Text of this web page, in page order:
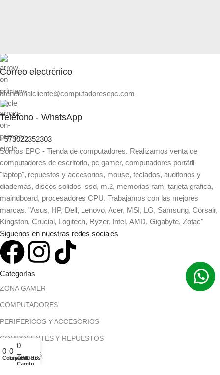
Correo electrónico
atencionalcliente@computadoresepc.com
Teléfono - WhatsApp
+573022352303
Somos EPC - Tienda de computadores. Realizamos venta de
computadores de escritorio, pc gamer, computadores portátil
"laptop", repuestos y accesorios, mouse, teclados, audifonos y
diademas, discos solidos, ssd, m.2, memorias ram, tarjeta grafica,
maindboard, procesadores CPU. Trabajamos con las mejores
marcas. "Asus, HP, Dell, Lenovo, Acer, MSI, LG, Samsung, Corsair,
Kingston, Crucial, Logitech, Ryzer, Intel, AMD, Gigabyte, Zotac"
Siguenos en nuestras redes sociales
Categorías
ZONA GAMER
COMPUTADORES
PERIFERICOS Y ACCESORIOS
COMPONENTES Y REPUESTOS
MONITORES
0
Comparar
0
Lista de deseos
0
Temas
Carrito